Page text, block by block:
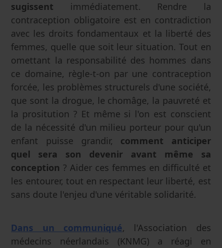
sugissent immédiatement. Rendre la
contraception obligatoire est en contradiction
avec les droits fondamentaux et la liberté des
femmes, quelle que soit leur situation. Tout en
omettant la responsabilité des hommes dans
ce domaine, règle-t-on par une contraception
forcée, les problèmes structurels d'une société,
que sont la drogue, le chomâge, la pauvreté et
la prositution ? Et même si l'on est conscient
de la nécessité d'un milieu porteur pour qu'un
enfant puisse grandir, comment anticiper
quel sera son devenir avant même sa
conception ? Aider ces femmes en difficulté et
les entourer, tout en respectant leur liberté, est
sans doute l'enjeu d'une véritable solidarité.
Dans un communiqué, l'Association des
médecins néerlandais (KNMG) a réagi en